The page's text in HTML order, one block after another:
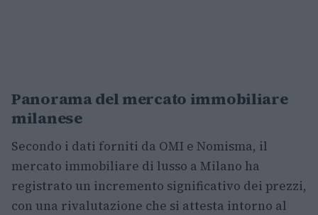
Panorama del mercato immobiliare
milanese
Secondo i dati forniti da OMI e Nomisma, il
mercato immobiliare di lusso a Milano ha
registrato un incremento significativo dei prezzi,
con una rivalutazione che si attesta intorno al